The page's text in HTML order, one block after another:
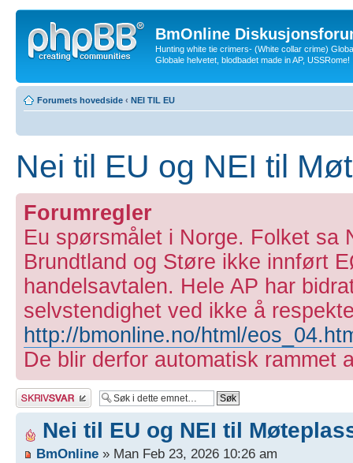
BmOnline
Hunting white tie crimers- (White collar crime)
Globale helvetet, blodbadet made in AP, USSRome!
Forumets hovedside ‹ NEI TIL EU
Nei til EU og NEI til
Forumregler
Eu spørsmålet i Norge. Folket sa
Brundtland og Støre ikke innført
handelsavtalen. Hele AP har
selvstendighet ved ikke å
http://bmonline.no/html/
De blir derfor automatisk rammet
Skriv et svar
Nei til EU og NEI til
BmOnline » Man Feb 23, 2026 10:26 am